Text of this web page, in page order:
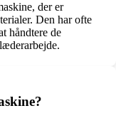
der er
Den har ofte
håndtere de